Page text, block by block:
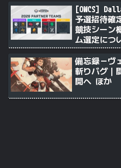
[OWCS]
予選招待確
競技シーン
ム選定につ
備忘録－ヴ
斬りバグ｜
開へ ほか